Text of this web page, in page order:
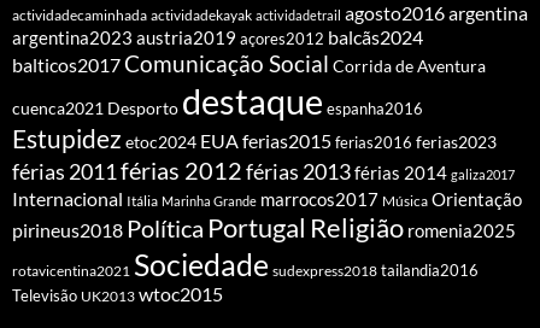
actividadecaminhada actividadekayak actividadetrail agosto2016argentina
argentina2023 austria2019 açores2012 balcãs2024
balticos2017Comunicação Social Corrida de Aventura
cuenca2021 Desporto destaque espanha2016
Estupidez etoc2024 EUAferias2015ferias2016 ferias2023
férias 2011férias 2012férias 2013férias 2014 galiza2017
Internacional Itália Marinha Grande marrocos2017 Música Orientação
pirineus2018 Política Portugal Religião romenia2025
rotavicentina2021 Sociedade sudexpress2018 tailandia2016
Televisão UK2013 wtoc2015